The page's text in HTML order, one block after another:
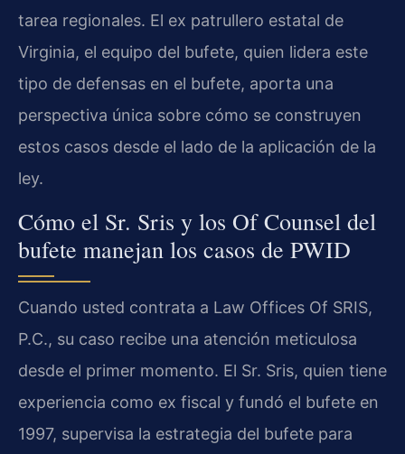
tarea regionales. El ex patrullero estatal de
Virginia, el equipo del bufete, quien lidera este
tipo de defensas en el bufete, aporta una
perspectiva única sobre cómo se construyen
estos casos desde el lado de la aplicación de la
ley.
Cómo el Sr. Sris y los Of Counsel del
bufete manejan los casos de PWID
Cuando usted contrata a Law Offices Of SRIS,
P.C., su caso recibe una atención meticulosa
desde el primer momento. El Sr. Sris, quien tiene
experiencia como ex fiscal y fundó el bufete en
1997, supervisa la estrategia del bufete para